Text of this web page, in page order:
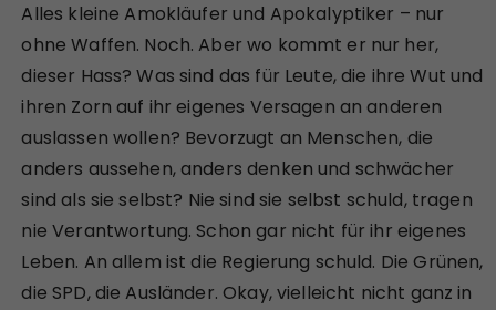
Alles kleine Amokläufer und Apokalyptiker – nur
ohne Waffen. Noch. Aber wo kommt er nur her,
dieser Hass? Was sind das für Leute, die ihre Wut und
ihren Zorn auf ihr eigenes Versagen an anderen
auslassen wollen? Bevorzugt an Menschen, die
anders aussehen, anders denken und schwächer
sind als sie selbst? Nie sind sie selbst schuld, tragen
nie Verantwortung. Schon gar nicht für ihr eigenes
Leben. An allem ist die Regierung schuld. Die Grünen,
die SPD, die Ausländer. Okay, vielleicht nicht ganz in